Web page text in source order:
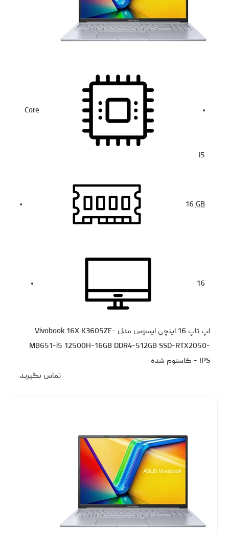
Core
i5
16GB
16
لپ تاپ 16 اینچی ایسوس مدل Vivobook 16X K3605ZF-
MB651-i5 12500H-16GB DDR4-512GB SSD-RTX2050-
IPS - کاستوم شده
تماس بگیرید